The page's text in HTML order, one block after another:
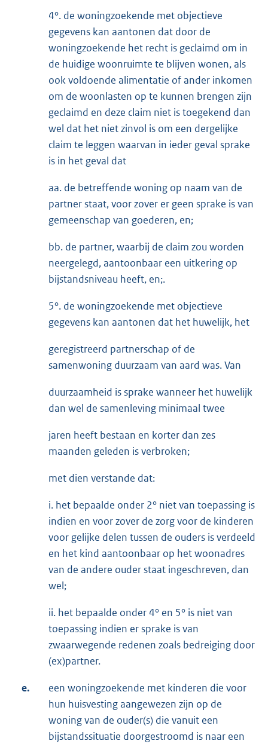
4°. de woningzoekende met objectieve
gegevens kan aantonen dat door de
woningzoekende het recht is geclaimd om in
de huidige woonruimte te blijven wonen, als
ook voldoende alimentatie of ander inkomen
om de woonlasten op te kunnen brengen zijn
geclaimd en deze claim niet is toegekend dan
wel dat het niet zinvol is om een dergelijke
claim te leggen waarvan in ieder geval sprake
is in het geval dat
aa. de betreffende woning op naam van de
partner staat, voor zover er geen sprake is van
gemeenschap van goederen, en;
bb. de partner, waarbij de claim zou worden
neergelegd, aantoonbaar een uitkering op
bijstandsniveau heeft, en;.
5°. de woningzoekende met objectieve
gegevens kan aantonen dat het huwelijk, het
geregistreerd partnerschap of de
samenwoning duurzaam van aard was. Van
duurzaamheid is sprake wanneer het huwelijk
dan wel de samenleving minimaal twee
jaren heeft bestaan en korter dan zes
maanden geleden is verbroken;
met dien verstande dat:
i. het bepaalde onder 2° niet van toepassing is
indien en voor zover de zorg voor de kinderen
voor gelijke delen tussen de ouders is verdeeld
en het kind aantoonbaar op het woonadres
van de andere ouder staat ingeschreven, dan
wel;
ii. het bepaalde onder 4° en 5° is niet van
toepassing indien er sprake is van
zwaarwegende redenen zoals bedreiging door
(ex)partner.
e.
een woningzoekende met kinderen die voor
hun huisvesting aangewezen zijn op de
woning van de ouder(s) die vanuit een
bijstandssituatie doorgestroomd is naar een